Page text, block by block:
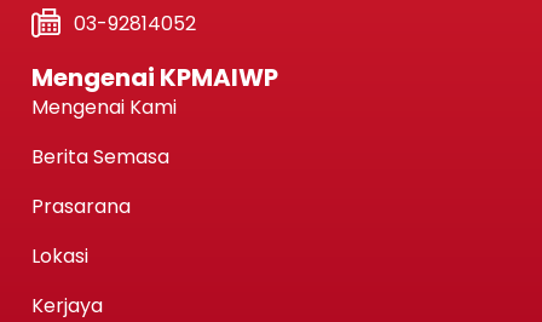
03-92814052
Mengenai KPMAIWP
Mengenai Kami
Berita Semasa
Prasarana
Lokasi
Kerjaya